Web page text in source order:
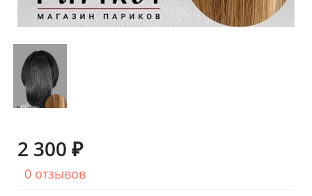
2 300 ₽
0 отзывов